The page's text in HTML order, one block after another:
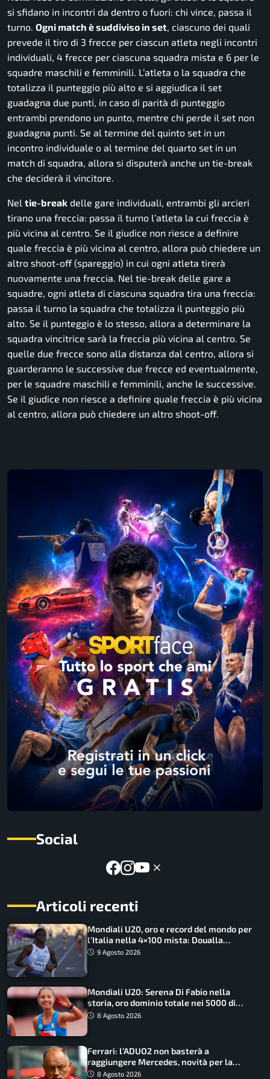
si sfidano in incontri da dentro o fuori: chi vince, passa il
turno. Ogni match è suddiviso in set, ciascuno dei quali
prevede il tiro di 3 frecce per ciascun atleta negli incontri
individuali, 4 frecce per ciascuna squadra mista e 6 per le
squadre maschili e femminili. L’atleta o la squadra che
totalizza il punteggio più alto e si aggiudica il set
guadagna due punti, in caso di parità di punteggio
entrambi prendono un punto, mentre chi perde il set non
guadagna punti. Se al termine del quinto set in un
incontro individuale o al termine del quarto set in un
match di squadra, allora si disputerà anche un tie-break
che deciderà il vincitore.
Nel tie-break delle gare individuali, entrambi gli arcieri
tirano una freccia: passa il turno l’atleta la cui freccia è
più vicina al centro. Se il giudice non riesce a definire
quale freccia è più vicina al centro, allora può chiedere un
altro shoot-off(spareggio) in cui ogni atleta tirerà
nuovamente una freccia. Nel tie-break delle gare a
squadre, ogni atleta di ciascuna squadra tira una freccia:
passa il turno la squadra che totalizza il punteggio più
alto. Se il punteggio è lo stesso, allora a determinare la
squadra vincitrice sarà la freccia più vicina al centro. Se
quelle due frecce sono alla distanza dal centro, allora si
guarderanno le successive due frecce ed eventualmente,
per le squadre maschili e femminili, anche le successive.
Se il giudice non riesce a definire quale freccia è più vicina
al centro, allora può chiedere un altro shoot-off.
Social
Articoli recenti
Mondiali U20, oro e record del mondo per
l’Italia nella 4×100 mista: Doualla
straordinaria
9 Agosto 2026
Mondiali U20: Serena Di Fabio nella
storia, oro dominio totale nei 5000 di
marcia
8 Agosto 2026
Ferrari: l’ADUO2 non basterà a
raggiungere Mercedes, novità per la
Macarena
8 Agosto 2026